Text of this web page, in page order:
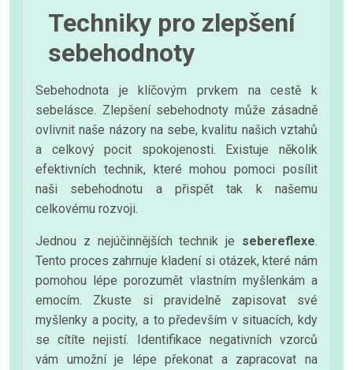
Techniky pro zlepšení
sebehodnoty
Sebehodnota je klíčovým prvkem na cestě k
sebelásce. Zlepšení sebehodnoty může zásadně
ovlivnit naše názory na sebe, kvalitu našich vztahů
a celkový pocit spokojenosti. Existuje několik
efektivních technik, které mohou pomoci posílit
naši sebehodnotu a přispět tak k našemu
celkovému rozvoji.
Jednou z nejúčinnějších technik je sebereflexe.
Tento proces zahrnuje kladení si otázek, které nám
pomohou lépe porozumět vlastním myšlenkám a
emocím. Zkuste si pravidelně zapisovat své
myšlenky a pocity, a to především v situacích, kdy
se cítíte nejistí. Identifikace negativních vzorců
vám umožní je lépe překonat a zapracovat na